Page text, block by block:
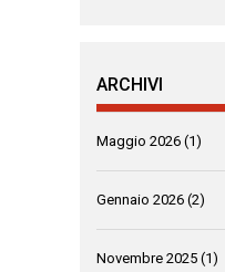
ARCHIVI
Maggio 2026 (1)
Gennaio 2026 (2)
Novembre 2025 (1)